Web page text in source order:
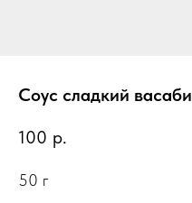
Соус сладкий васаби
100 р.
50 г